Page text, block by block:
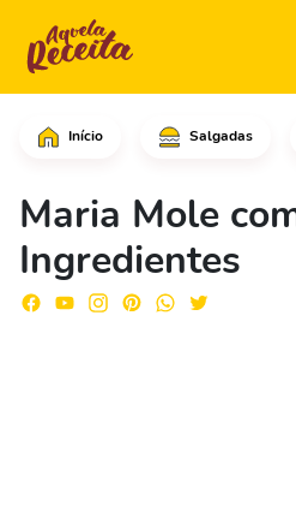
Início Salgadas
Maria Mole
Ingredientes
Coloque a gelatina